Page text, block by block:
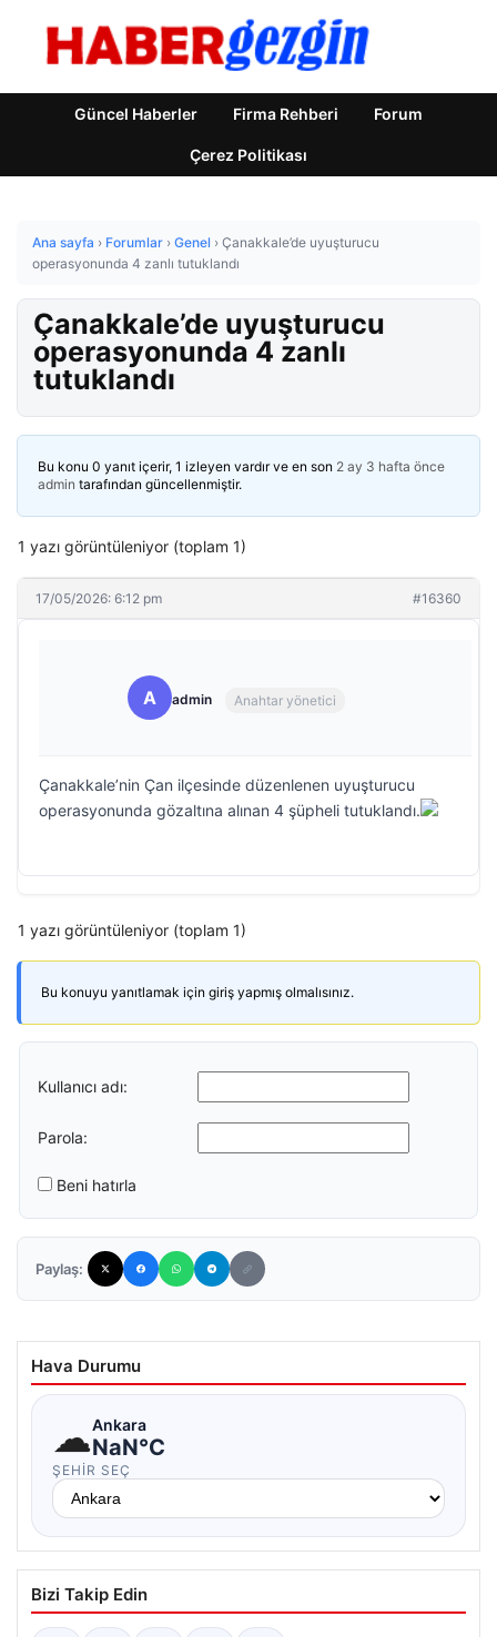
Güncel Haberler Firma Rehberi Forum
Çerez Politikası
Ana sayfa › Forumlar › Genel › Çanakkale’de uyuşturucu
operasyonunda 4 zanlı tutuklandı
Çanakkale’de uyuşturucu
operasyonunda 4 zanlı
tutuklandı
Bu konu 0 yanıt içerir, 1 izleyen vardır ve en son 2 ay 3 hafta önce
admin tarafından güncellenmiştir.
1 yazı görüntüleniyor (toplam 1)
17/05/2026: 6:12 pm #16360
A admin Anahtar yönetici
Çanakkale’nin Çan ilçesinde düzenlenen uyuşturucu
operasyonunda gözaltına alınan 4 şüpheli tutuklandı.
1 yazı görüntüleniyor (toplam 1)
Bu konuyu yanıtlamak için giriş yapmış olmalısınız.
Kullanıcı adı:
Parola:
Beni hatırla
Paylaş:
Hava Durumu
☁Ankara
NaN°C
ŞEHIR SEÇ
Bizi Takip Edin